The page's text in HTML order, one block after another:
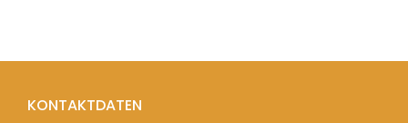
KONTAKTDATEN